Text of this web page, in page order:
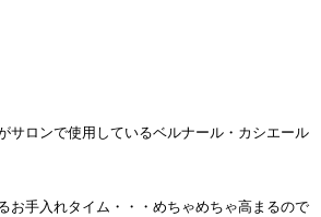
サロンで使用しているベルナール・カシエール
お手入れタイム・・・めちゃめちゃ高まるので